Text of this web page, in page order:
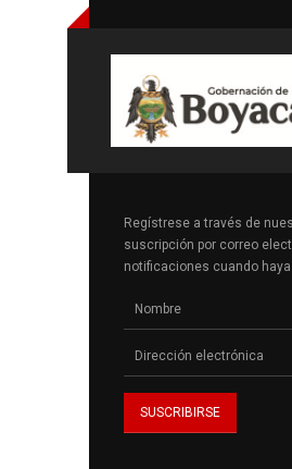
Regístrese a través de
suscripción por correo
notificaciones cuando